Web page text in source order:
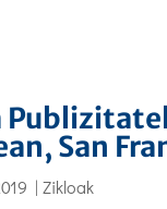
San
|Zikloak